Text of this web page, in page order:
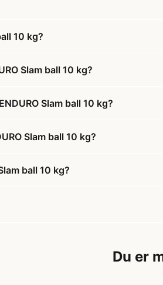
10 kg?
Slam ball 10 kg?
Slam ball 10 kg?
Slam ball 10 kg?
ball 10 kg?
Du er